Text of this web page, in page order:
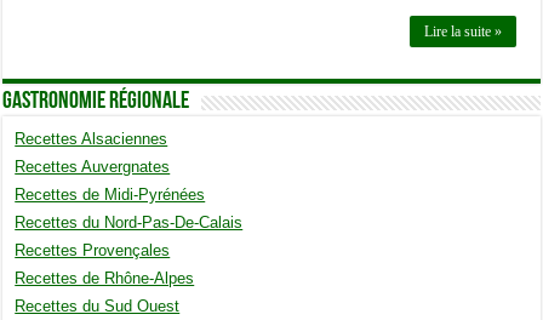
Lire la suite »
Gastronomie Régionale
Recettes Alsaciennes
Recettes Auvergnates
Recettes de Midi-Pyrénées
Recettes du Nord-Pas-De-Calais
Recettes Provençales
Recettes de Rhône-Alpes
Recettes du Sud Ouest